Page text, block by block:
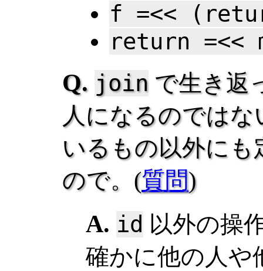
f =<<
return =<<
join で生き返
人になるのでは
いるもの以外に
ので。(質問)
id 以外の操
確かに他の人や